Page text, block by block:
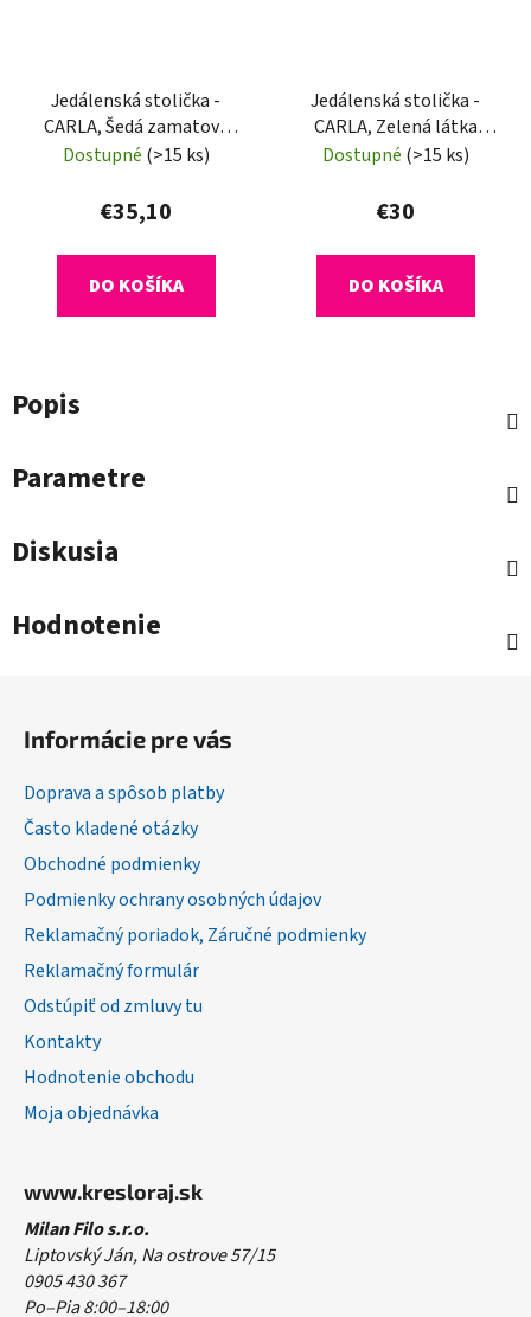
Jedálenská stolička -
CARLA, Šedá zamatová
látka
Dostupné (>15 ks)
€35,10
DO KOŠÍKA
Jedálenská stolička -
CARLA, Zelená látka
(imitácia kože)
Dostupné (>15 ks)
€30
DO KOŠÍKA
Popis
Parametre
Diskusia
Hodnotenie
Informácie pre vás
Doprava a spôsob platby
Často kladené otázky
Obchodné podmienky
Podmienky ochrany osobných údajov
Reklamačný poriadok, Záručné podmienky
Reklamačný formulár
Odstúpiť od zmluvy tu
Kontakty
Hodnotenie obchodu
Moja objednávka
www.kresloraj.sk
Milan Filo s.r.o.
Liptovský Ján, Na ostrove 57/15
0905 430 367
Po–Pia 8:00–18:00